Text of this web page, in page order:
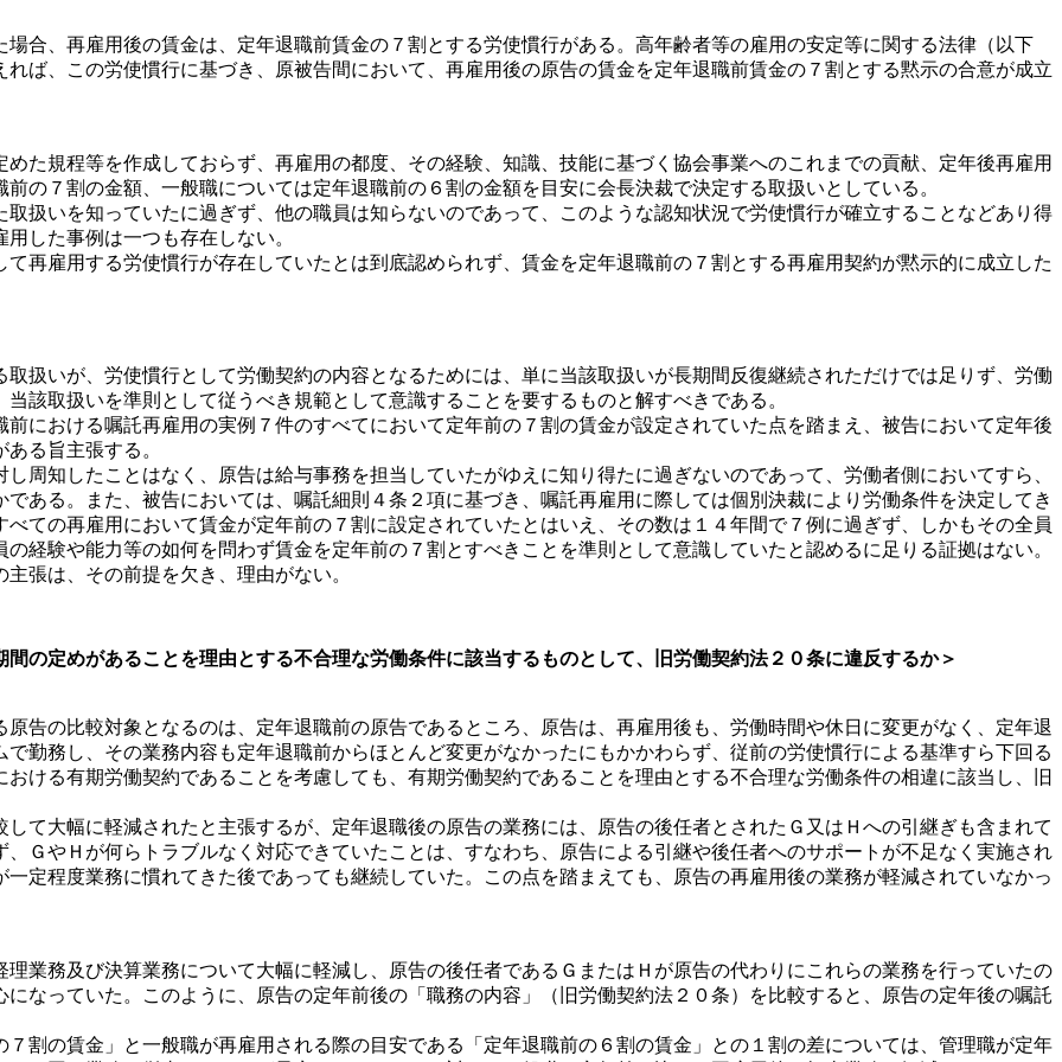
、再雇用後の賃金は、定年退職前賃金の７割とする労使慣行がある。高年齢者等の雇用の安定等に関する法律（以下
ば、この労使慣行に基づき、原被告間において、再雇用後の原告の賃金を定年退職前賃金の７割とする黙示の合意が成立
規程等を作成しておらず、再雇用の都度、その経験、知識、技能に基づく協会事業へのこれまでの貢献、定年後再雇用
の７割の金額、一般職については定年退職前の６割の金額を目安に会長決裁で決定する取扱いとしている。
いを知っていたに過ぎず、他の職員は知らないのであって、このような認知状況で労使慣行が確立することなどあり得
した事例は一つも存在しない。
雇用する労使慣行が存在していたとは到底認められず、賃金を定年退職前の７割とする再雇用契約が黙示的に成立した
扱いが、労使慣行として労働契約の内容となるためには、単に当該取扱いが長期間反復継続されただけでは足りず、労働
該取扱いを準則として従うべき規範として意識することを要するものと解すべきである。
における嘱託再雇用の実例７件のすべてにおいて定年前の７割の賃金が設定されていた点を踏まえ、被告において定年後
る旨主張する。
知したことはなく、原告は給与事務を担当していたがゆえに知り得たに過ぎないのであって、労働者側においてすら、
ある。また、被告においては、嘱託細則４条２項に基づき、嘱託再雇用に際しては個別決裁により労働条件を決定してき
ての再雇用において賃金が定年前の７割に設定されていたとはいえ、その数は１４年間で７例に過ぎず、しかもその全員
経験や能力等の如何を問わず賃金を定年前の７割とすべきことを準則として意識していたと認めるに足りる証拠はない。
張は、その前提を欠き、理由がない。
の定めがあることを理由とする不合理な労働条件に該当するものとして、旧労働契約法２０条に違反するか＞
の比較対象となるのは、定年退職前の原告であるところ、原告は、再雇用後も、労働時間や休日に変更がなく、定年退
勤務し、その業務内容も定年退職前からほとんど変更がなかったにもかかわらず、従前の労使慣行による基準すら下回る
ける有期労働契約であることを考慮しても、有期労働契約であることを理由とする不合理な労働条件の相違に該当し、旧
大幅に軽減されたと主張するが、定年退職後の原告の業務には、原告の後任者とされたＧ又はＨへの引継ぎも含まれて
ＧやＨが何らトラブルなく対応できていたことは、すなわち、原告による引継や後任者へのサポートが不足なく実施され
定程度業務に慣れてきた後であっても継続していた。この点を踏まえても、原告の再雇用後の業務が軽減されていなかっ
務及び決算業務について大幅に軽減し、原告の後任者であるＧまたはＨが原告の代わりにこれらの業務を行っていたの
なっていた。このように、原告の定年前後の「職務の内容」（旧労働契約法２０条）を比較すると、原告の定年後の嘱託
の賃金」と一般職が再雇用される際の目安である「定年退職前の６割の賃金」との１割の差については、管理職が定年